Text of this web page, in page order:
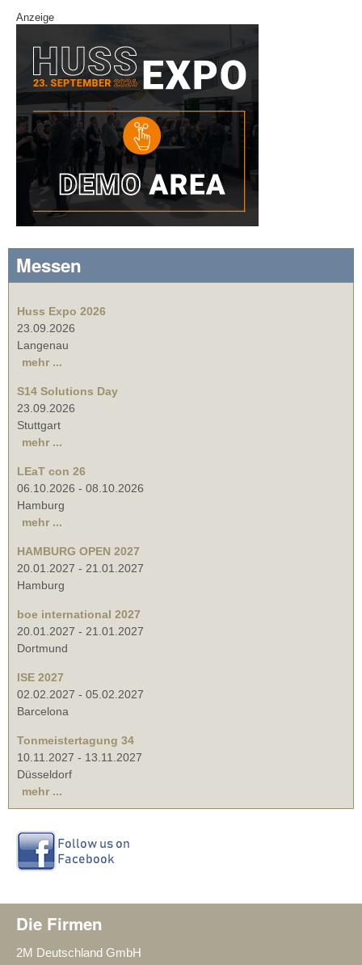
Anzeige
Messen
Huss Expo 2026
23.09.2026
Langenau
mehr ...
S14 Solutions Day
23.09.2026
Stuttgart
mehr ...
LEaT con 26
06.10.2026 - 08.10.2026
Hamburg
mehr ...
HAMBURG OPEN 2027
20.01.2027 - 21.01.2027
Hamburg
boe international 2027
20.01.2027 - 21.01.2027
Dortmund
ISE 2027
02.02.2027 - 05.02.2027
Barcelona
Tonmeistertagung 34
10.11.2027 - 13.11.2027
Düsseldorf
mehr ...
Die Firmen
2M Deutschland GmbH